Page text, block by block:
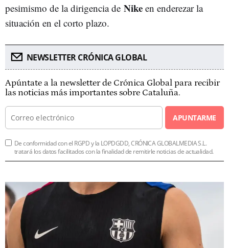
pesimismo de la dirigencia de Nike en enderezar la
situación en el corto plazo.
NEWSLETTER CRÓNICA GLOBAL
Apúntate a la newsletter de Crónica Global para recibir
las noticias más importantes sobre Cataluña.
APUNTARME
De conformidad con el RGPD y la LOPDGDD, CRÓNICA GLOBALMEDIA S.L.
tratará los datos facilitados con la finalidad de remitirle noticias de actualidad.